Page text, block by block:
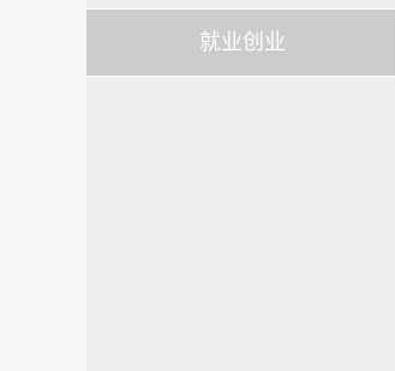
就业创业